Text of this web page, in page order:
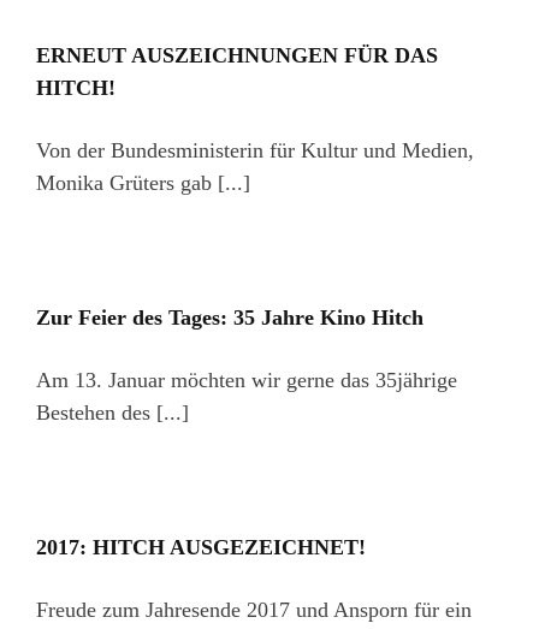
ERNEUT AUSZEICHNUNGEN FÜR DAS
HITCH!
Von der Bundesministerin für Kultur und Medien,
Monika Grüters gab [...]
Zur Feier des Tages: 35 Jahre Kino Hitch
Am 13. Januar möchten wir gerne das 35jährige
Bestehen des [...]
2017: HITCH AUSGEZEICHNET!
Freude zum Jahresende 2017 und Ansporn für ein